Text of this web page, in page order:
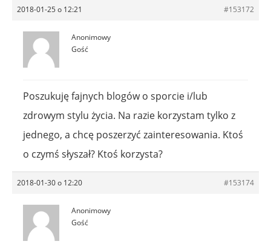
2018-01-25 o 12:21 #153172
Anonimowy
Gość
Poszukuję fajnych blogów o sporcie i/lub
zdrowym stylu życia. Na razie korzystam tylko z
jednego, a chcę poszerzyć zainteresowania. Ktoś
o czymś słyszał? Ktoś korzysta?
2018-01-30 o 12:20 #153174
Anonimowy
Gość